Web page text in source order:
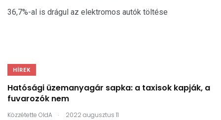
36,7%-al is drágul az elektromos autók töltése
HÍREK
Hatósági üzemanyagár sapka: a taxisok kapják, a
fuvarozók nem
Közzétette OldA . 2022 augusztus 11